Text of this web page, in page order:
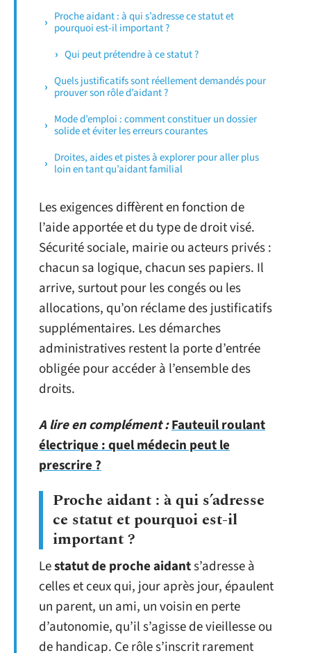
Proche aidant : à qui s’adresse ce statut et
pourquoi est-il important ?
Qui peut prétendre à ce statut ?
Quels justificatifs sont réellement demandés pour
prouver son rôle d’aidant ?
Mode d’emploi : comment constituer un dossier
solide et éviter les erreurs courantes
Droites, aides et pistes à explorer pour aller plus
loin en tant qu’aidant familial
Les exigences diffèrent en fonction de
l’aide apportée et du type de droit visé.
Sécurité sociale, mairie ou acteurs privés :
chacun sa logique, chacun ses papiers. Il
arrive, surtout pour les congés ou les
allocations, qu’on réclame des justificatifs
supplémentaires. Les démarches
administratives restent la porte d’entrée
obligée pour accéder à l’ensemble des
droits.
A lire en complément :Fauteuil roulant
électrique : quel médecin peut le
prescrire ?
Proche aidant : à qui s’adresse
ce statut et pourquoi est-il
important ?
Lestatut de proche aidants’adresse à
celles et ceux qui, jour après jour, épaulent
un parent, un ami, un voisin en perte
d’autonomie, qu’il s’agisse de vieillesse ou
de handicap. Ce rôle s’inscrit rarement